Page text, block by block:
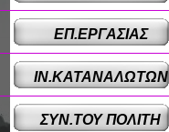
ΕΠ.ΕΡΓΑΣΙΑΣ
ΙΝ.ΚΑΤΑΝΑΛΩΤΩΝ
ΣΥΝ.ΤΟΥ ΠΟΛΙΤΗ